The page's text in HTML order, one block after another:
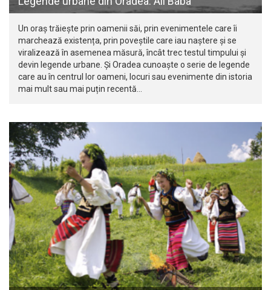
Un oraș trăiește prin oamenii săi, prin evenimentele care îi
marchează existența, prin poveștile care iau naștere și se
viralizează în asemenea măsură, încât trec testul timpului și
devin legende urbane. Și Oradea cunoaște o serie de legende
care au în centrul lor oameni, locuri sau evenimente din istoria
mai mult sau mai puțin recentă…